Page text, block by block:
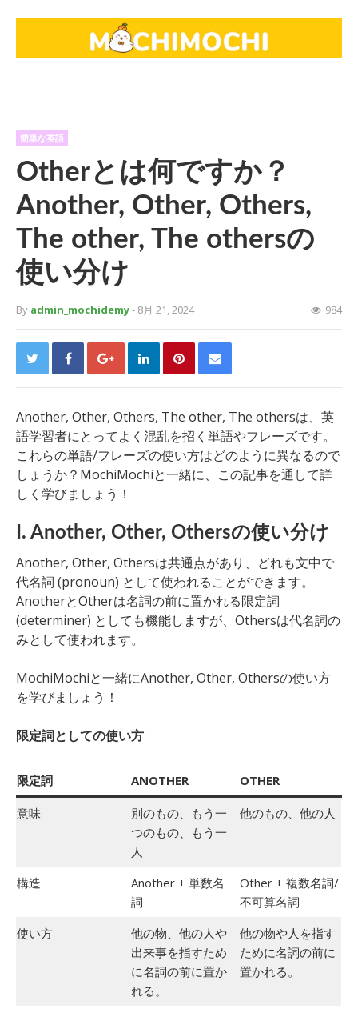
簡単な英語
Otherとは何ですか？
Another, Other, Others,
The other, The othersの
使い分け
By admin_mochidemy- 8月 21, 2024 984
Another, Other, Others, The other, The othersは、英
語学習者にとってよく混乱を招く単語やフレーズです。
これらの単語/フレーズの使い方はどのように異なるので
しょうか？MochiMochiと一緒に、この記事を通して詳
しく学びましょう！
I. Another, Other, Othersの使い分け
Another, Other, Othersは共通点があり、どれも文中で
代名詞 (pronoun) として使われることができます。
AnotherとOtherは名詞の前に置かれる限定詞
(determiner) としても機能しますが、Othersは代名詞の
みとして使われます。
MochiMochiと一緒にAnother, Other, Othersの使い方
を学びましょう！
限定詞としての使い方
限定詞 ANOTHER OTHER
意味
別のもの、もう一
つのもの、もう一
人
他のもの、他の人
構造
Another + 単数名
詞
Other + 複数名詞/
不可算名詞
使い方
他の物、他の人や
出来事を指すため
に名詞の前に置か
れる。
他の物や人を指す
ために名詞の前に
置かれる。